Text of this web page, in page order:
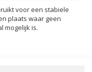
voor een stabiele
plaats waar geen
mogelijk is.